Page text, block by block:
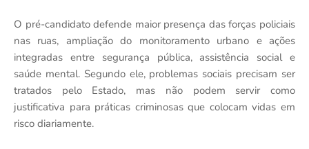
O pré-candidato defende maior presença das forças policiais
nas ruas, ampliação do monitoramento urbano e ações
integradas entre segurança pública, assistência social e
saúde mental. Segundo ele, problemas sociais precisam ser
tratados pelo Estado, mas não podem servir como
justificativa para práticas criminosas que colocam vidas em
risco diariamente.